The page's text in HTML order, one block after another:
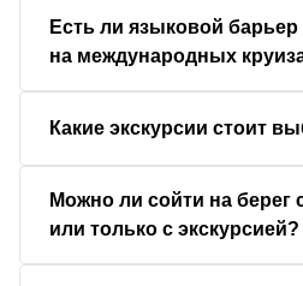
Есть ли языковой барьер
на международных
Какие экскурсии стоит
Можно ли сойти на берег
или только с экскурсией?